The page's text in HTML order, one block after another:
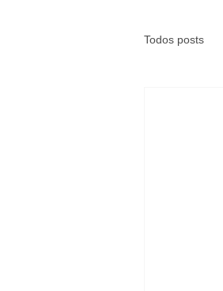
Todos posts